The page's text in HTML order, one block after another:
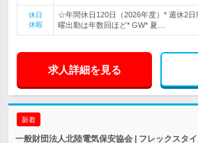
休日
休暇
☆年間休日120日（2026年度）* 週休2
曜出勤は年数回ほど* GW* 夏…
求人詳細を見る
新着
一般財団法人北陸電気保安協会 | フレックスタ